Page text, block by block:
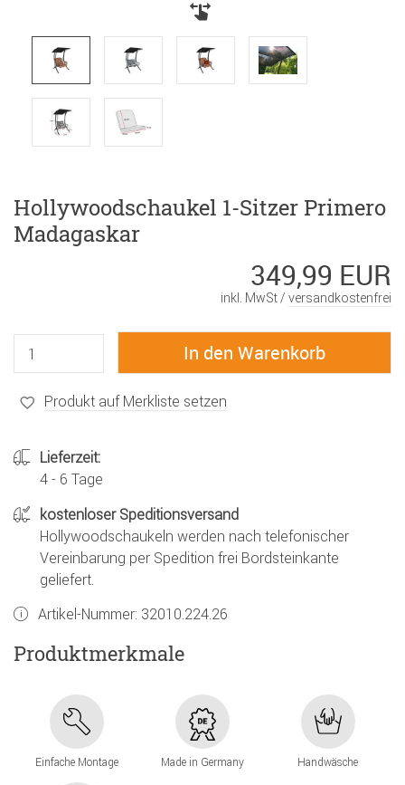
Hollywoodschaukel 1-Sitzer Primero
Madagaskar
349,99 EUR
inkl. MwSt / versandkostenfrei
Produkt auf Merkliste setzen
Lieferzeit:
4 - 6 Tage
kostenloser Speditionsversand
Hollywoodschaukeln werden nach telefonischer
Vereinbarung per Spedition frei Bordsteinkante
geliefert.
Artikel-Nummer: 32010.224.26
Produktmerkmale
Einfache Montage Made in Germany Handwäsche